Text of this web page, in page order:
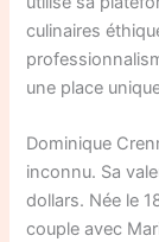
culinaires
une place
Dominique
inconnu. Sa
dollars. Née le
couple avec